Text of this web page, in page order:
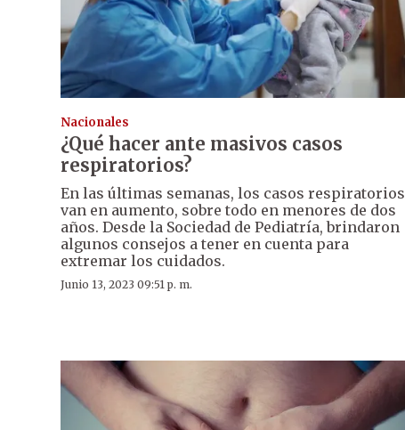
Nacionales
¿Qué hacer ante masivos casos
respiratorios?
En las últimas semanas, los casos respiratorios
van en aumento, sobre todo en menores de dos
años. Desde la Sociedad de Pediatría, brindaron
algunos consejos a tener en cuenta para
extremar los cuidados.
Junio 13, 2023 09:51 p. m.